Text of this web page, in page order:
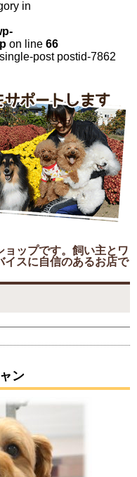
in
on line 66
post postid-7862
ップです。飼い主とワ
イスに自信のあるお店で
ン